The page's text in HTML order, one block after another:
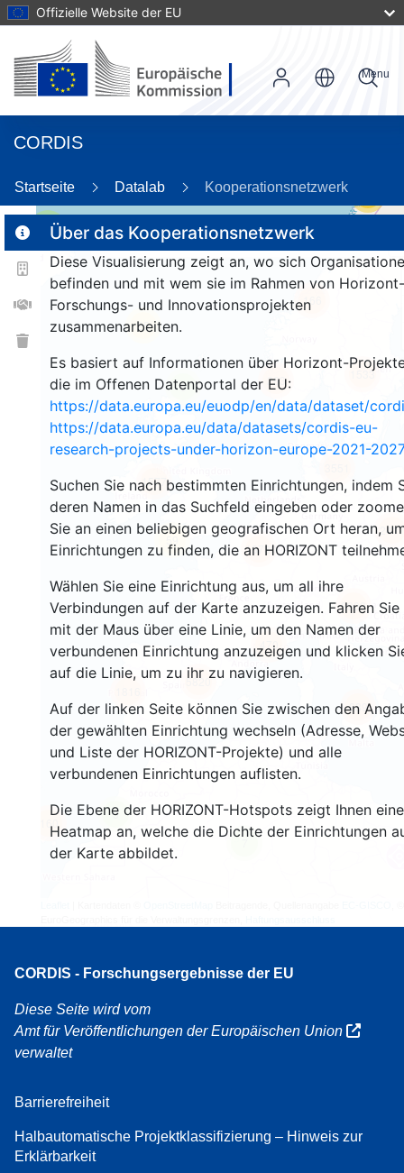
Offizielle Website der EU
CORDIS
Menu
Startseite Datalab Kooperationsnetzwerk
Über das Kooperationsnetzwerk
Diese Visualisierung zeigt an, wo sich
befinden und mit wem sie im Rahmen von Horizont-
Forschungs- und Innovationsprojekten
zusammenarbeiten.
Es basiert auf Informationen über Horizont-
die im Offenen Datenportal der EU:
https://data.europa.eu/euodp/en/data/dataset/
https://data.europa.eu/data/datasets/cordis-eu-
research-projects-under-horizon-europe-2021-2027
Suchen Sie nach bestimmten Einrichtungen, indem
deren Namen in das Suchfeld eingeben oder
Sie an einen beliebigen geografischen Ort heran,
Einrichtungen zu finden, die an HORIZONT
Wählen Sie eine Einrichtung aus, um all ihre
Verbindungen auf der Karte anzuzeigen. Fahren Sie
mit der Maus über eine Linie, um den Namen der
verbundenen Einrichtung anzuzeigen und klicken
auf die Linie, um zu ihr zu navigieren.
Auf der linken Seite können Sie zwischen den
der gewählten Einrichtung wechseln (Adresse,
und Liste der HORIZONT-Projekte) und alle
verbundenen Einrichtungen auflisten.
Die Ebene der HORIZONT-Hotspots zeigt Ihnen eine
Heatmap an, welche die Dichte der Einrichtungen
der Karte abbildet.
2
3
160
25
9
166
263
889
5820
59
470
1577
18730
8900
2417
1533
CORDIS - Forschungsergebnisse der EU
Diese Seite wird vom
Amt für Veröffentlichungen der Europäischen Union
verwaltet
Barrierefreiheit
Halbautomatische Projektklassifizierung – Hinweis zur
Erklärbarkeit